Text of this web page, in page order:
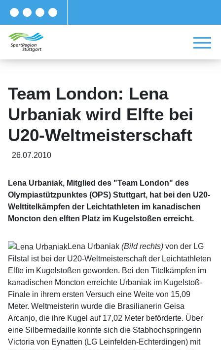
Team London: Lena
Urbaniak wird Elfte bei
U20-Weltmeisterschaft
26.07.2010
Lena Urbaniak, Mitglied des "Team London" des
Olympiastützpunktes (OPS) Stuttgart, hat bei den U20-
Welttitelkämpfen der Leichtathleten im kanadischen
Moncton den elften Platz im Kugelstoßen erreicht.
Lena Urbaniak (Bild rechts) von der LG
Filstal ist bei der U20-Weltmeisterschaft der Leichtathleten
Elfte im Kugelstoßen geworden. Bei den Titelkämpfen im
kanadischen Moncton erreichte Urbaniak im Kugelstoß-
Finale in ihrem ersten Versuch eine Weite von 15,09
Meter. Weltmeisterin wurde die Brasilianerin Geisa
Arcanjo, die ihre Kugel auf 17,02 Meter beförderte. Über
eine Silbermedaille konnte sich die Stabhochspringerin
Victoria von Eynatten (LG Leinfelden-Echterdingen) mit